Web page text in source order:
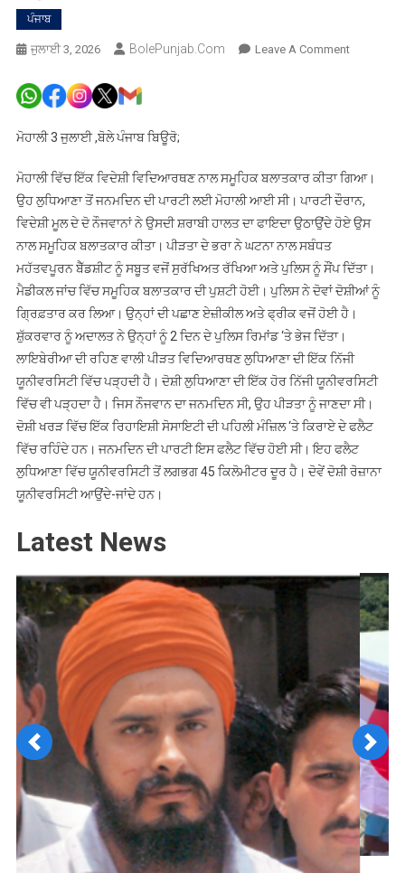
ਪੰਜਾਬ
ਜੁਲਾਈ 3, 2026 BolePunjab.com Leave A CommentOn
ਸਮੂਹਿਕ
ਬਲਾਤਕਾਰ
ਮੋਹਾਲੀ 3 ਜੁਲਾਈ ,ਬੋਲੇ ਪੰਜਾਬ ਬਿਊਰੋ;
ਮੋਹਾਲੀ ਵਿੱਚ ਇੱਕ ਵਿਦੇਸ਼ੀ ਵਿਦਿਆਰਥਣ ਨਾਲ ਸਮੂਹਿਕ ਬਲਾਤਕਾਰ ਕੀਤਾ ਗਿਆ।
ਉਹ ਲੁਧਿਆਣਾ ਤੋਂ ਜਨਮਦਿਨ ਦੀ ਪਾਰਟੀ ਲਈ ਮੋਹਾਲੀ ਆਈ ਸੀ। ਪਾਰਟੀ ਦੌਰਾਨ,
ਵਿਦੇਸ਼ੀ ਮੂਲ ਦੇ ਦੋ ਨੌਜਵਾਨਾਂ ਨੇ ਉਸਦੀ ਸ਼ਰਾਬੀ ਹਾਲਤ ਦਾ ਫਾਇਦਾ ਉਠਾਉਂਦੇ ਹੋਏ ਉਸ
ਨਾਲ ਸਮੂਹਿਕ ਬਲਾਤਕਾਰ ਕੀਤਾ। ਪੀੜਤਾ ਦੇ ਭਰਾ ਨੇ ਘਟਨਾ ਨਾਲ ਸਬੰਧਤ
ਮਹੱਤਵਪੂਰਨ ਬੈੱਡਸ਼ੀਟ ਨੂੰ ਸਬੂਤ ਵਜੋਂ ਸੁਰੱਖਿਅਤ ਰੱਖਿਆ ਅਤੇ ਪੁਲਿਸ ਨੂੰ ਸੌਂਪ ਦਿੱਤਾ।
ਮੈਡੀਕਲ ਜਾਂਚ ਵਿੱਚ ਸਮੂਹਿਕ ਬਲਾਤਕਾਰ ਦੀ ਪੁਸ਼ਟੀ ਹੋਈ। ਪੁਲਿਸ ਨੇ ਦੋਵਾਂ ਦੋਸ਼ੀਆਂ ਨੂੰ
ਗ੍ਰਿਫ਼ਤਾਰ ਕਰ ਲਿਆ। ਉਨ੍ਹਾਂ ਦੀ ਪਛਾਣ ਏਜ਼ੀਕੀਲ ਅਤੇ ਫ੍ਰੀਕ ਵਜੋਂ ਹੋਈ ਹੈ।
ਸ਼ੁੱਕਰਵਾਰ ਨੂੰ ਅਦਾਲਤ ਨੇ ਉਨ੍ਹਾਂ ਨੂੰ 2 ਦਿਨ ਦੇ ਪੁਲਿਸ ਰਿਮਾਂਡ ‘ਤੇ ਭੇਜ ਦਿੱਤਾ।
ਲਾਇਬੇਰੀਆ ਦੀ ਰਹਿਣ ਵਾਲੀ ਪੀੜਤ ਵਿਦਿਆਰਥਣ ਲੁਧਿਆਣਾ ਦੀ ਇੱਕ ਨਿੱਜੀ
ਯੂਨੀਵਰਸਿਟੀ ਵਿੱਚ ਪੜ੍ਹਦੀ ਹੈ। ਦੋਸ਼ੀ ਲੁਧਿਆਣਾ ਦੀ ਇੱਕ ਹੋਰ ਨਿੱਜੀ ਯੂਨੀਵਰਸਿਟੀ
ਵਿੱਚ ਵੀ ਪੜ੍ਹਦਾ ਹੈ। ਜਿਸ ਨੌਜਵਾਨ ਦਾ ਜਨਮਦਿਨ ਸੀ, ਉਹ ਪੀੜਤਾ ਨੂੰ ਜਾਣਦਾ ਸੀ।
ਦੋਸ਼ੀ ਖਰੜ ਵਿੱਚ ਇੱਕ ਰਿਹਾਇਸ਼ੀ ਸੋਸਾਇਟੀ ਦੀ ਪਹਿਲੀ ਮੰਜ਼ਿਲ ‘ਤੇ ਕਿਰਾਏ ਦੇ ਫਲੈਟ
ਵਿੱਚ ਰਹਿੰਦੇ ਹਨ। ਜਨਮਦਿਨ ਦੀ ਪਾਰਟੀ ਇਸ ਫਲੈਟ ਵਿੱਚ ਹੋਈ ਸੀ। ਇਹ ਫਲੈਟ
ਲੁਧਿਆਣਾ ਵਿੱਚ ਯੂਨੀਵਰਸਿਟੀ ਤੋਂ ਲਗਭਗ 45 ਕਿਲੋਮੀਟਰ ਦੂਰ ਹੈ। ਦੋਵੇਂ ਦੋਸ਼ੀ ਰੋਜ਼ਾਨਾ
ਯੂਨੀਵਰਸਿਟੀ ਆਉਂਦੇ-ਜਾਂਦੇ ਹਨ।
Latest News
Previous Next